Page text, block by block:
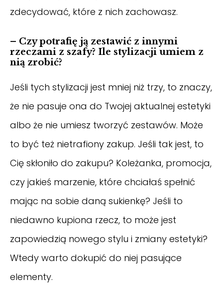
zdecydować, które z nich zachowasz.
– Czy potrafię ją zestawić z innymi
rzeczami z szafy? Ile stylizacji umiem z
nią zrobić?
Jeśli tych stylizacji jest mniej niż trzy, to znaczy,
że nie pasuje ona do Twojej aktualnej estetyki
albo że nie umiesz tworzyć zestawów. Może
to być też nietrafiony zakup. Jeśli tak jest, to
Cię skłoniło do zakupu? Koleżanka, promocja,
czy jakieś marzenie, które chciałaś spełnić
mając na sobie daną sukienkę? Jeśli to
niedawno kupiona rzecz, to może jest
zapowiedzią nowego stylu i zmiany estetyki?
Wtedy warto dokupić do niej pasujące
elementy.